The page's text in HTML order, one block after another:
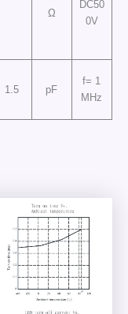
Ω
DC50
0V
1.5 pF
f= 1
MHz